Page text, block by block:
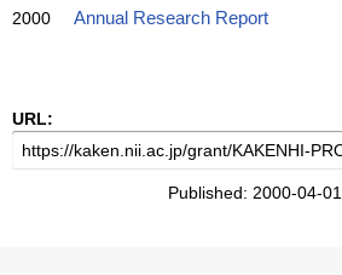
2000 Annual Research Report
URL:
Published: 2000-04-